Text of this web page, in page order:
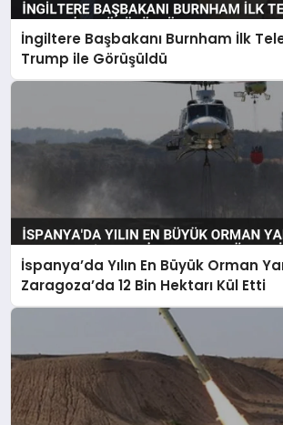
İngiltere Başbakanı Burnham İlk
Trump ile Görüşüldü
İspanya’da Yılın En Büyük Orman
Zaragoza’da 12 Bin Hektarı Kül Etti